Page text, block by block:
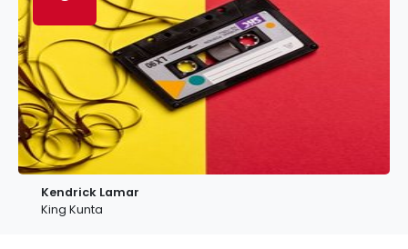
Kendrick Lamar
King Kunta